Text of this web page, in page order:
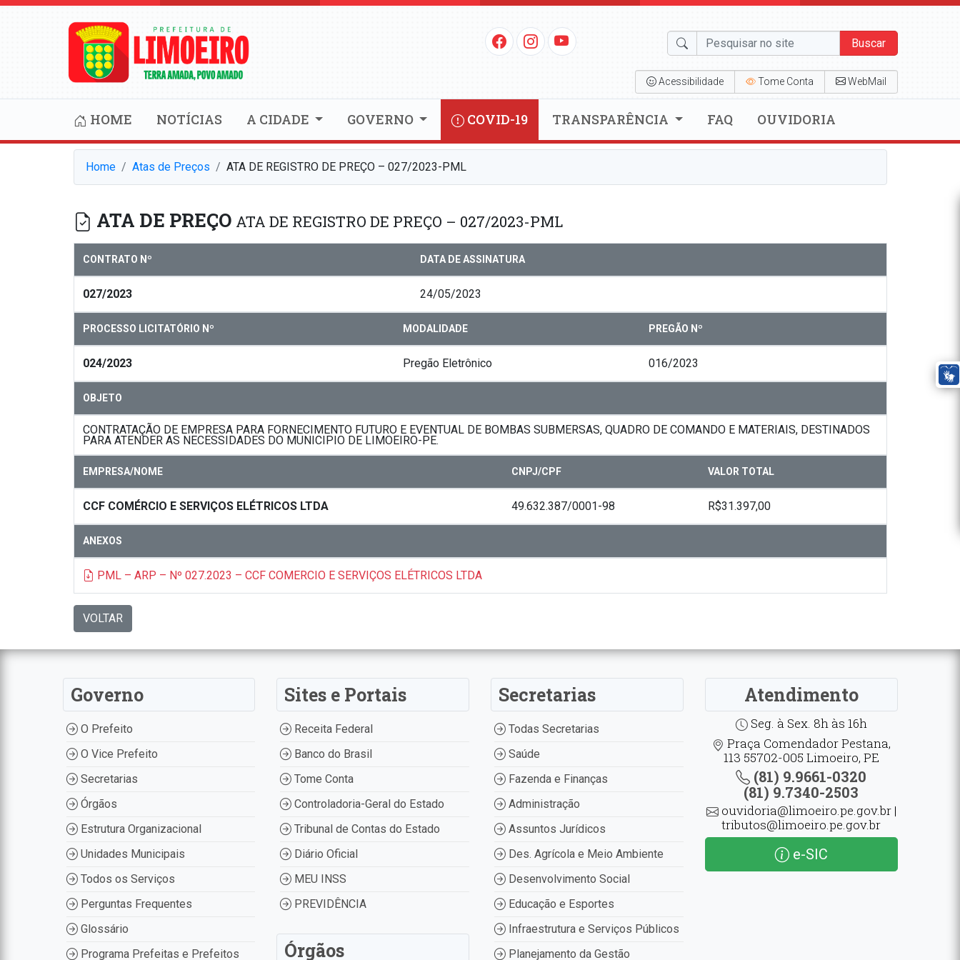
Buscar
Acessibilidade Tome Conta WebMail
HOME NOTÍCIAS A CIDADE GOVERNO COVID-19 TRANSPARÊNCIA FAQ OUVIDORIA
Home Atas de Preços ATA DE REGISTRO DE PREÇO – 027/2023-PML
ATA DE PREÇO ATA DE REGISTRO DE PREÇO – 027/2023-PML
CONTRATO Nº DATA DE ASSINATURA
027/2023 24/05/2023
PROCESSO LICITATÓRIO Nº MODALIDADE PREGÃO Nº
024/2023 Pregão Eletrônico 016/2023
OBJETO
CONTRATAÇÃO DE EMPRESA PARA FORNECIMENTO FUTURO E EVENTUAL DE BOMBAS SUBMERSAS, QUADRO DE COMANDO E MATERIAIS, DESTINADOS
PARA ATENDER AS NECESSIDADES DO MUNICIPIO DE LIMOEIRO-PE.
EMPRESA/NOME CNPJ/CPF VALOR TOTAL
CCF COMÉRCIO E SERVIÇOS ELÉTRICOS LTDA 49.632.387/0001-98 R$31.397,00
ANEXOS
PML – ARP – Nº 027.2023 – CCF COMERCIO E SERVIÇOS ELÉTRICOS LTDA
VOLTAR
Governo
O Prefeito
O Vice Prefeito
Secretarias
Órgãos
Estrutura Organizacional
Unidades Municipais
Todos os Serviços
Perguntas Frequentes
Glossário
Programa Prefeitas e Prefeitos
Sites e Portais
Receita Federal
Banco do Brasil
Tome Conta
Controladoria-Geral do Estado
Tribunal de Contas do Estado
Diário Oficial
MEU INSS
PREVIDÊNCIA
Órgãos
Secretarias
Todas Secretarias
Saúde
Fazenda e Finanças
Administração
Assuntos Jurídicos
Des. Agrícola e Meio Ambiente
Desenvolvimento Social
Educação e Esportes
Infraestrutura e Serviços Públicos
Planejamento da Gestão
Atendimento
Seg. à Sex. 8h às 16h
Praça Comendador Pestana,
113 55702-005 Limoeiro, PE
(81) 9.9661-0320
(81) 9.7340-2503
ouvidoria@limoeiro.pe.gov.br |
tributos@limoeiro.pe.gov.br
e-SIC